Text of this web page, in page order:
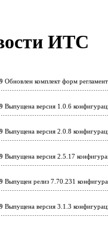
ИТС
Обновлен комплект форм
Выпущена версия 1.0.6
Выпущена версия 2.0.8
Выпущена версия 2.5.17
Выпущен релиз 7.70.231
Выпущена версия 3.1.3